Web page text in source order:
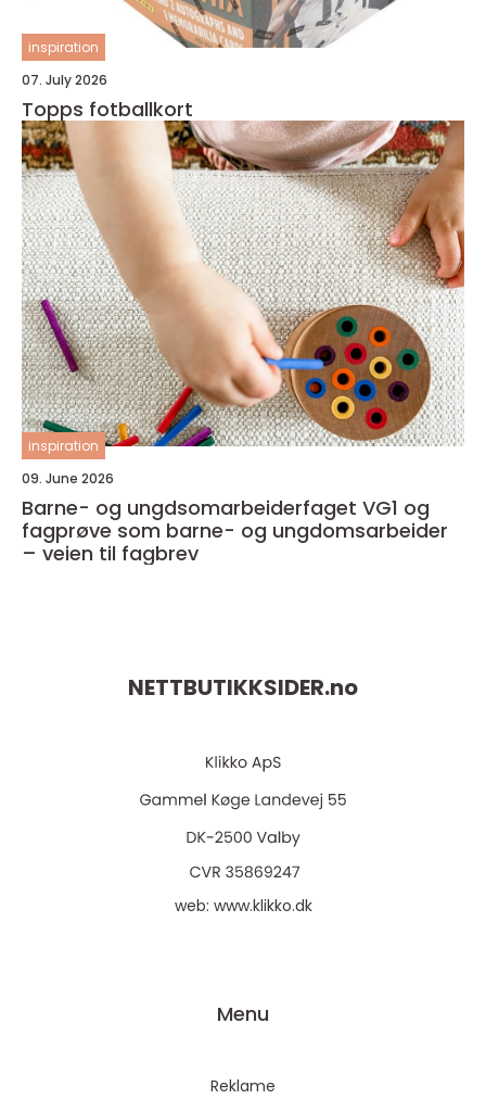
inspiration
07. July 2026
Topps fotballkort
inspiration
09. June 2026
Barne- og ungdsomarbeiderfaget VG1 og
fagprøve som barne- og ungdomsarbeider
– veien til fagbrev
NETTBUTIKKSIDER.no
web: www.klikko.dk
Menu
Reklame